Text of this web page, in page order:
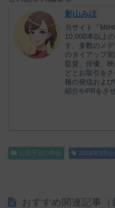
影山みほ
当サイト『
10,000本以上
す。多数のメ
のタイアップ
監督、俳優、
どとお取引を
報の発信およ
紹介やPRをさ
公開予定の映画 2018年8月
おすすめ関連記事（